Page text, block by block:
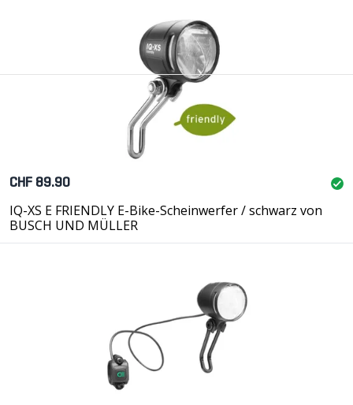
CHF 89.90
IQ-XS E FRIENDLY E-Bike-Scheinwerfer / schwarz von
BUSCH UND MÜLLER